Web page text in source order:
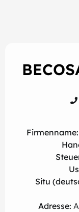
Firmenname:
Situ
Adresse: